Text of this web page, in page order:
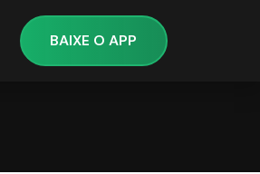
BAIXE O APP